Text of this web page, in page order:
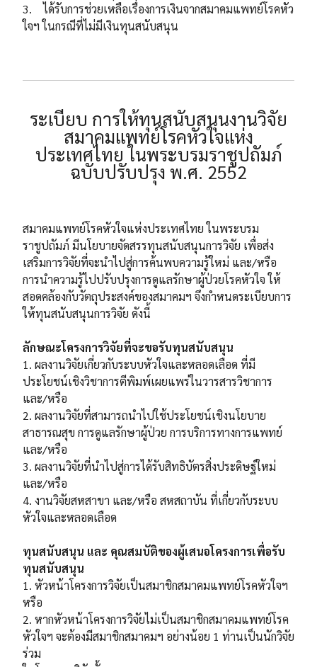
3. ได้รับการช่วยเหลือเรื่องการเงินจากสมาคมแพทย์โรคหัว
ใจฯ ในกรณีที่ไม่มีเงินทุนสนับสนุน
ระเบียบ การให้ทุนสนับสนุนงานวิจัย
สมาคมแพทย์โรคหัวใจแห่ง
ประเทศไทย ในพระบรมราชูปถัมภ์
ฉบับปรับปรุง พ.ศ. 2552
สมาคมแพทย์โรคหัวใจแห่งประเทศไทย ในพระบรม
ราชูปถัมภ์ มีนโยบายจัดสรรทุนสนับสนุนการวิจัย เพื่อส่ง
เสริมการวิจัยที่จะนำไปสู่การค้นพบความรู้ใหม่ และ/หรือ
การนำความรู้ไปปรับปรุงการดูแลรักษาผู้ป่วยโรคหัวใจ ให้
สอดคล้องกับวัตถุประสงค์ของสมาคมฯ จึงกำหนดระเบียบการ
ให้ทุนสนับสนุนการวิจัย ดังนี้
ลักษณะโครงการวิจัยที่จะขอรับทุนสนับสนุน
1. ผลงานวิจัยเกี่ยวกับระบบหัวใจและหลอดเลือด ที่มี
ประโยชน์เชิงวิชาการตีพิมพ์เผยแพร่ในวารสารวิชาการ
และ/หรือ
2. ผลงานวิจัยที่สามารถนำไปใช้ประโยชน์เชิงนโยบาย
สาธารณสุข การดูแลรักษาผู้ป่วย การบริการทางการแพทย์
และ/หรือ
3. ผลงานวิจัยที่นำไปสู่การได้รับสิทธิบัตรสิ่งประดิษฐ์ใหม่
และ/หรือ
4. งานวิจัยสหสาขา และ/หรือ สหสถาบัน ที่เกี่ยวกับระบบ
หัวใจและหลอดเลือด
ทุนสนับสนุน และ คุณสมบัติของผู้เสนอโครงการเพื่อรับ
ทุนสนับสนุน
1. หัวหน้าโครงการวิจัยเป็นสมาชิกสมาคมแพทย์โรคหัวใจฯ
หรือ
2. หากหัวหน้าโครงการวิจัยไม่เป็นสมาชิกสมาคมแพทย์โรค
หัวใจฯ จะต้องมีสมาชิกสมาคมฯ อย่างน้อย 1 ท่านเป็นนักวิจัย
ร่วม